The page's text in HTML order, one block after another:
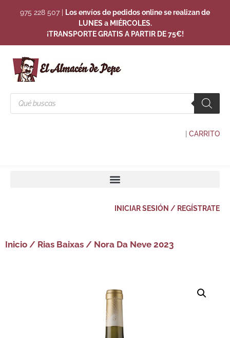
975 228 507
Los envíos de pedidos online se realizan de
LUNES a MIÉRCOLES.
¡TRANSPORTE GRATIS A PARTIR DE 75€!
CARRITO
INICIAR SESIÓN / REGÍSTRATE
Inicio / Rias Baixas / Nora Da Neve 2023